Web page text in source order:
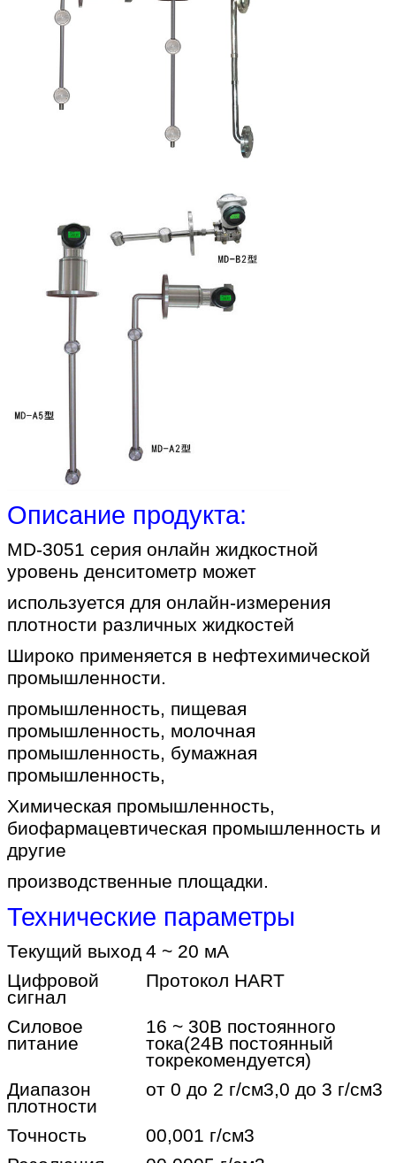
Описание продукта:
MD-3051 серия онлайн жидкостной
уровень денситометр может
используется для онлайн-измерения
плотности различных жидкостей
Широко применяется в нефтехимической
промышленности.
промышленность, пищевая
промышленность, молочная
промышленность, бумажная
промышленность,
Химическая промышленность,
биофармацевтическая промышленность и
другие
производственные площадки.
Технические параметры
Текущий выход 4 ~ 20 мА
Цифровой
сигнал
Протокол HART
Силовое
питание
16 ~ 30В постоянного
тока(24В постоянный
токрекомендуется)
Диапазон
плотности
от 0 до 2 г/см3,0 до 3 г/см3
Точность
00,001 г/см3